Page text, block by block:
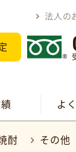
法人の
よ
酎 その他